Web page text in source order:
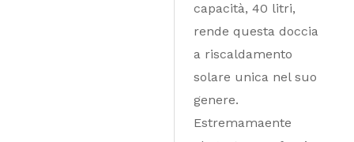
capacità, 40 litri,
rende questa doccia
a riscaldamento
solare unica nel suo
genere.
Estremamaente